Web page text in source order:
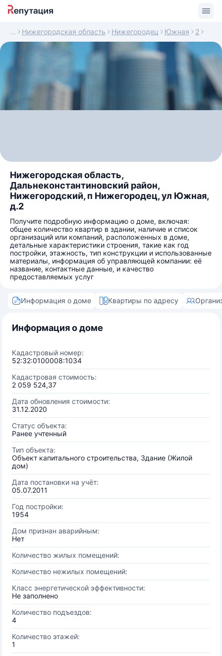
Нижегородская область Нижегородец Южная 2
Нижегородская область,
Дальнеконстантиновский район,
Нижегородский, п Нижегородец, ул Южная,
д.2
Получите подробную информацию о доме, включая:
общее количество квартир в здании, наличие и список
организаций или компаний, расположенных в доме,
детальные характеристики строения, такие как год
постройки, этажность, тип конструкции и использованные
материалы, информация об управляющей компании: её
название, контактные данные, и качество
предоставляемых услуг
Информация о доме Квартиры по адресу
Информация о доме
Кадастровый номер:
52:32:0100008:1034
Кадастровая стоимость:
2 059 524,37
Дата обновления стоимости:
31.12.2020
Статус объекта:
Ранее учтенный
Тип объекта:
Объект капитального строительства, Здание (Жилой
дом)
Дата постановки на учёт:
05.07.2011
Год постройки:
1954
Дом признан аварийным:
Нет
Количество жилых помещений:
Количество нежилых помещений:
Класс энергетической эффективности:
Не заполнено
Количество подъездов:
4
Количество этажей:
1